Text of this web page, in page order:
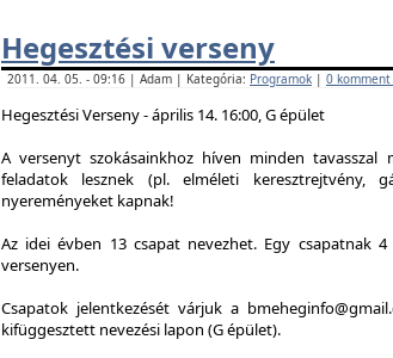
Hegesztési verseny
2011. 04. 05. - 09:16 | Adam | Kategória: Programok | 0
Hegesztési Verseny - április 14. 16:00, G épület
A versenyt szokásainkhoz híven minden
feladatok lesznek (pl. elméleti keresztrejtvény,
nyereményeket kapnak!
Az idei évben 13 csapat nevezhet. Egy csapatnak
versenyen.
Csapatok jelentkezését várjuk a
kifüggesztett nevezési lapon (G épület).